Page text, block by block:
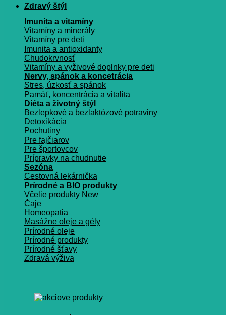
Zdravý štýl
Imunita a vitamíny
Vitamíny a minerály
Vitamíny pre deti
Imunita a antioxidanty
Chudokrvnosť
Vitamíny a vyživové doplnky pre deti
Nervy, spánok a koncetrácia
Stres, úzkosť a spánok
Pamäť, koncentrácia a vitalita
Diéta a životný štýl
Bezlepkové a bezlaktózové potraviny
Detoxikácia
Pochutiny
Pre fajčiarov
Pre športovcov
Prípravky na chudnutie
Sezóna
Cestovná lekárnička
Prírodné a BIO produkty
Včelie produkty
Čaje
Homeopatia
Masážne oleje a gély
Prírodné oleje
Prírodné produkty
Prírodné šťavy
Zdravá výživa